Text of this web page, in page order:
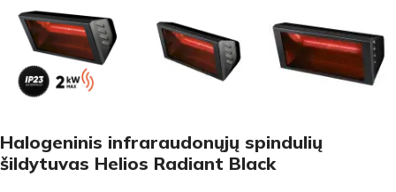
Halogeninis infraraudonųjų spindulių
šildytuvas Helios Radiant Black